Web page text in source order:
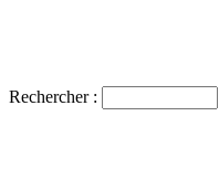
Rechercher :